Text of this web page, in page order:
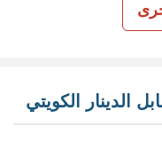
الدينار الكويتي